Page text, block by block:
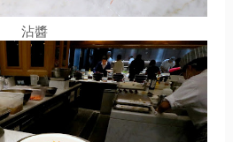
沾醬